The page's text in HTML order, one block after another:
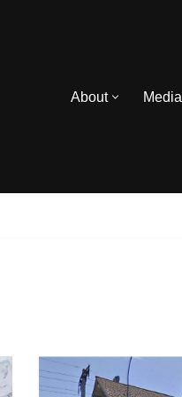
About Media